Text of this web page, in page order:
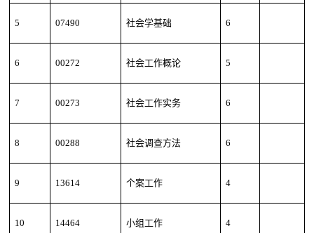
5 07490 社会学基础 6
6 00272 社会工作概论 5
7 00273 社会工作实务 6
8 00288 社会调查方法 6
9 13614 个案工作 4
10 14464 小组工作 4